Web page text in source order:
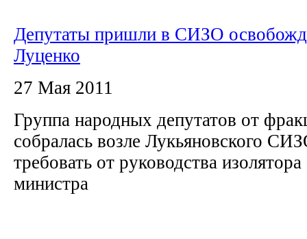
Депутаты пришли в СИЗО
Луценко
27 Мая 2011
Группа народных депутатов от
собралась возле Лукьяновского
требовать от руководства
министра